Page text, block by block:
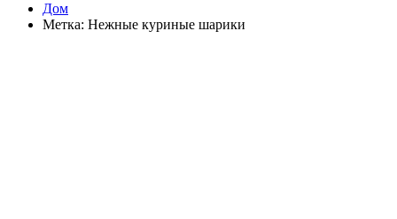
Дом
Метка: Нежные куриные шарики